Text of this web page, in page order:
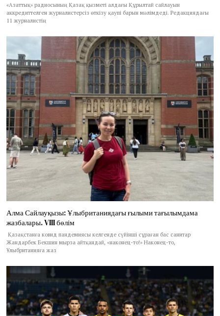
«Азаттық» радиосының Қазақ қызметі алдағы Құрылтай сайлауын
аккредиттелген журналистерсіз өткізу қаупі барын мәлімдеді. Редакциядағы
11 журналистің
Алма Сайлауқызы: Ұлыбританиядағы ғылыми тағылымдама
жазбалары. VIII бөлім
Қазақстанға ковид пандемиясы келгенде сүйінші сұраған бас санитар
Жандарбек Бекшин мырза айтқандай, «наконец-то!» Наконец-то,
Ұлыбританияға жаз